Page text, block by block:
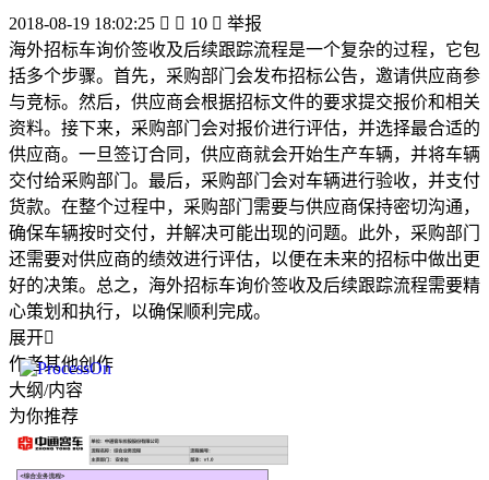
2018-08-19 18:02:25   10  举报
海外招标车询价签收及后续跟踪流程是一个复杂的过程，它包
括多个步骤。首先，采购部门会发布招标公告，邀请供应商参
与竞标。然后，供应商会根据招标文件的要求提交报价和相关
资料。接下来，采购部门会对报价进行评估，并选择最合适的
供应商。一旦签订合同，供应商就会开始生产车辆，并将车辆
交付给采购部门。最后，采购部门会对车辆进行验收，并支付
货款。在整个过程中，采购部门需要与供应商保持密切沟通，
确保车辆按时交付，并解决可能出现的问题。此外，采购部门
还需要对供应商的绩效进行评估，以便在未来的招标中做出更
好的决策。总之，海外招标车询价签收及后续跟踪流程需要精
心策划和执行，以确保顺利完成。
展开
作者其他创作
大纲/内容
为你推荐